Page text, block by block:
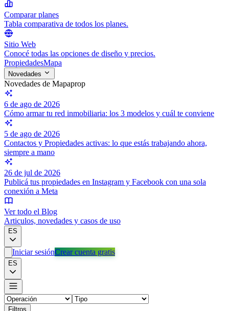
Comparar planes
Tabla comparativa de todos los planes.
Sitio Web
Conocé todas las opciones de diseño y precios.
PropiedadesMapa
Novedades
Novedades de Mapaprop
6 de ago de 2026
Cómo armar tu red inmobiliaria: los 3 modelos y cuál te conviene
5 de ago de 2026
Contactos y Propiedades activas: lo que estás trabajando ahora,
siempre a mano
26 de jul de 2026
Publicá tus propiedades en Instagram y Facebook con una sola
conexión a Meta
Ver todo el Blog
Articulos, novedades y casos de uso
ES
Iniciar sesiónCrear cuenta gratis
ES
Filtros